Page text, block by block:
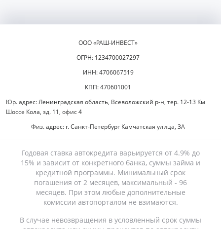
ООО «РАШ-ИНВЕСТ»
ОГРН: 1234700027297
ИНН: 4706067519
КПП: 470601001
Юр. адрес: Ленинградская область, Всеволожский р-н, тер. 12-13 Км
Шоссе Кола, зд. 11, офис 4
Физ. адрес: г. Санкт-Петербург Камчатская улица, 3А
Годовая ставка автокредита варьируется от 4.9% до
15% и зависит от конкретного банка, суммы займа и
кредитной программы. Минимальный срок
погашения от 2 месяцев, максимальный - 96
месяцев. При этом любые дополнительные
комиссии автопорталом не взимаются.
В случае невозвращения в условленный срок суммы